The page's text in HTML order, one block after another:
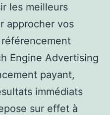
les meilleurs
approcher vos
référencement
Engine Advertising
payant,
immédiats
sur effet à